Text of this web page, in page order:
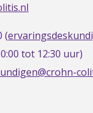
(
tot 12:30 uur)